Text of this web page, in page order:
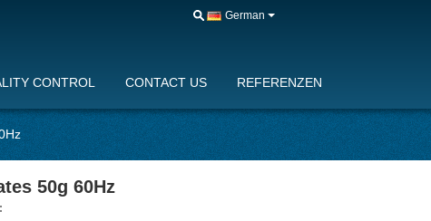
German
CONTROL CONTACT US REFERENZEN
50g 60Hz